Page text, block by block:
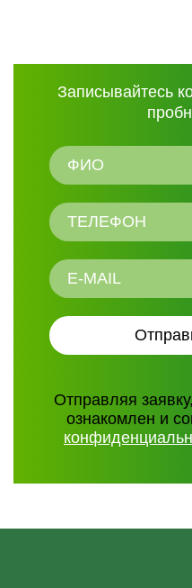
Записывайтесь
Отправляя
ознакомлен и